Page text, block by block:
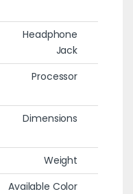
Headphone
Jack
Processor
Dimensions
Weight
Available Color